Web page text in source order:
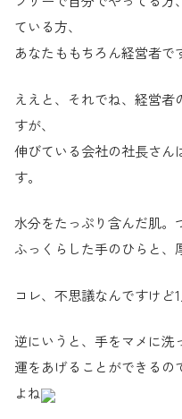
ている方、
あなたももちろん経営者で
ええと、それでね、経営者
すが、
伸びている会社の社長さん
す。
水分をたっぷり含んだ肌。
ふっくらした手のひらと、
コレ、不思議なんですけど
逆にいうと、手をマメに洗
運をあげることができるの
よね